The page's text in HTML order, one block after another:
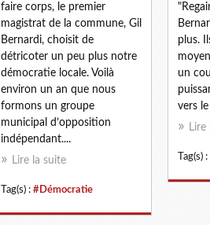
faire corps, le premier
magistrat de la commune, Gil
Bernardi, choisit de
détricoter un peu plus notre
démocratie locale. Voilà
environ un an que nous
formons un groupe
municipal d’opposition
indépendant....
Lire la suite
Tag(s) : #Démocratie
plus.
un
vers
Lire
Tag(s) :